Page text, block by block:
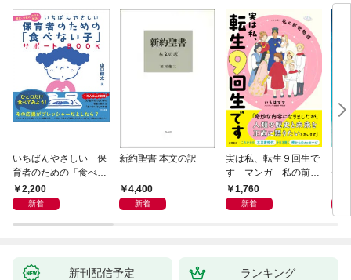
いちばんやさしい 保
育者のための「食べな
い子」サポートＢＯＯ
Ｋ 偏食・少食のお悩
2,200
新着
新約聖書 本文の訳
4,400
新着
実は私、転生９回生で
す マンガ 私の前世
物語1,760
新着
が
新刊配信予定 ランキング